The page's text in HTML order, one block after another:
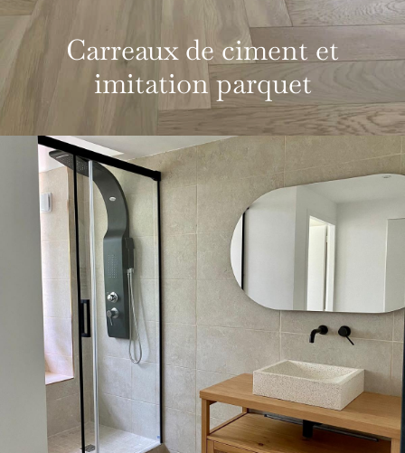
Carreaux de ciment et
imitation parquet